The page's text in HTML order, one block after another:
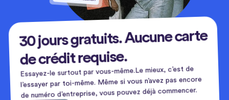
30 jours gratuits. Aucune carte
de crédit requise.
Essayez-le surtout par vous-même.Le mieux, c’est de
l’essayer par toi-même. Même si vous n’avez pas encore
de numéro d’entreprise, vous pouvez déjà commencer.